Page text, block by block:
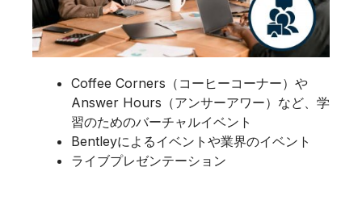
Coffee Corners（コーヒーコーナー）や
Answer Hours（アンサーアワー）など、学
習のためのバーチャルイベント
Bentleyによるイベントや業界のイベント
ライブプレゼンテーション